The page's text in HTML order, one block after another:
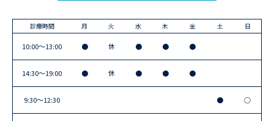
診療時間 月 火 水 木 金 土 日
10:00〜13:00 ● 休 ● ● ●
14:30〜19:00 ● 休 ● ● ●
9:30〜12:30 ● ○